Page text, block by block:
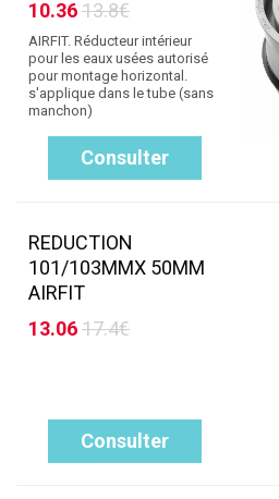
10.3613.8€
AIRFIT. Réducteur intérieur
pour les eaux usées autorisé
pour montage horizontal.
s'applique dans le tube (sans
manchon)
Consulter
REDUCTION
101/103MMX 50MM
AIRFIT
13.0617.4€
Consulter